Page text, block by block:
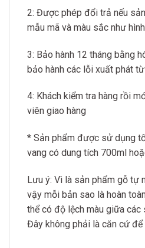
2: Được phép đổi trả nếu
mẫu mã và màu sắc như
3: Bảo hành 12 tháng bằng
bảo hành các lỗi xuất phát
4: Khách kiểm tra hàng rồi
viên giao hàng
* Sản phẩm được sử dụng
vang có dung tích 700ml
Lưu ý: Vì là sản phẩm gỗ tự
vậy mỗi bản sao là hoàn
thể có độ lệch màu giữa các
Đây không phải là căn cứ để